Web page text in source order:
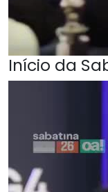
Início da